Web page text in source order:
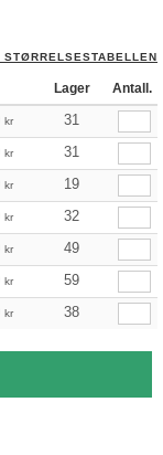
Lager Antall.
kr
31
kr
31
kr
19
kr
32
kr
49
kr
59
kr 38